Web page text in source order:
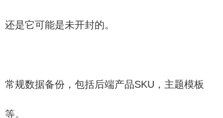
还是它可能是未开封的。
常规数据备份，包括后端产品SKU，主题模板
等。